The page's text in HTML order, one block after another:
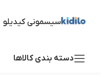
سیسمونی کیدیلو
دسته بندی کالاها